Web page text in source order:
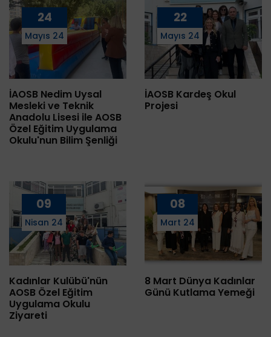
24
Mayıs 24
İAOSB Nedim Uysal
Mesleki ve Teknik
Anadolu Lisesi ile AOSB
Özel Eğitim Uygulama
Okulu'nun Bilim Şenliği
22
Mayıs 24
İAOSB Kardeş Okul
Projesi
09
Nisan 24
Kadınlar Kulübü'nün
AOSB Özel Eğitim
Uygulama Okulu
Ziyareti
08
Mart 24
8 Mart Dünya Kadınlar
Günü Kutlama Yemeği